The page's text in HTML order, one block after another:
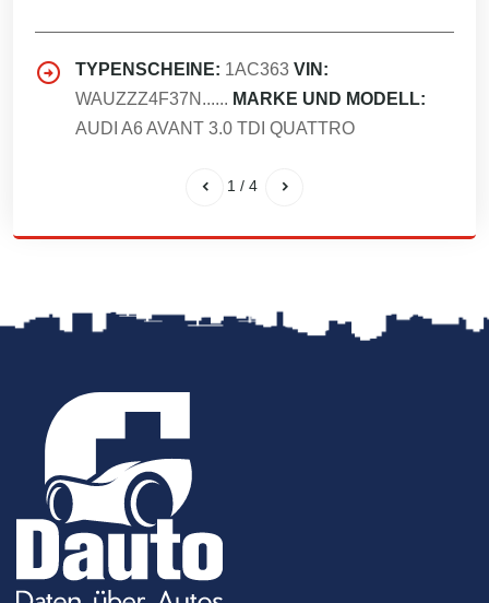
TYPENSCHEINE: 1AC363 VIN:
WAUZZZ4F37N...... MARKE UND MODELL:
AUDI A6 AVANT 3.0 TDI QUATTRO
1 / 4